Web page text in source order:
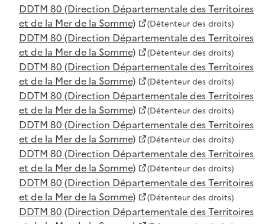
DDTM 80 (Direction Départementale des Territoires
et de la Mer de la Somme)
(Détenteur des droits)
DDTM 80 (Direction Départementale des Territoires
et de la Mer de la Somme)
(Détenteur des droits)
DDTM 80 (Direction Départementale des Territoires
et de la Mer de la Somme)
(Détenteur des droits)
DDTM 80 (Direction Départementale des Territoires
et de la Mer de la Somme)
(Détenteur des droits)
DDTM 80 (Direction Départementale des Territoires
et de la Mer de la Somme)
(Détenteur des droits)
DDTM 80 (Direction Départementale des Territoires
et de la Mer de la Somme)
(Détenteur des droits)
DDTM 80 (Direction Départementale des Territoires
et de la Mer de la Somme)
(Détenteur des droits)
DDTM 80 (Direction Départementale des Territoires